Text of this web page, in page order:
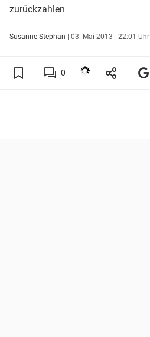
zurückzahlen
Susanne Stephan | 03. Mai 2013 - 22:01 Uhr
0